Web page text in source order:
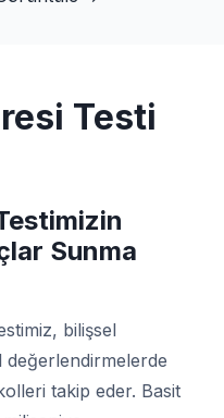
Testi
Sunma
bilişsel
takip eder. Basit